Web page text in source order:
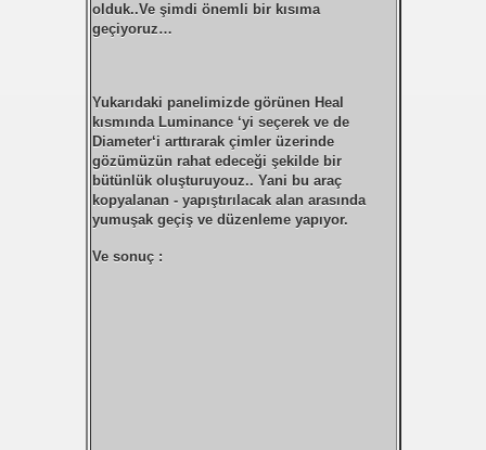
olduk..Ve şimdi önemli bir kısıma
geçiyoruz…
Yukarıdaki panelimizde görünen Heal
kısmında Luminance‘yi seçerek ve de
Diameter‘i arttırarak çimler üzerinde
gözümüzün rahat edeceği şekilde bir
bütünlük oluşturuyouz.. Yani bu araç
kopyalanan - yapıştırılacak alan arasında
yumuşak geçiş ve düzenleme yapıyor.
Ve sonuç :